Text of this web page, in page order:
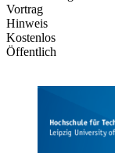
Vortrag
Hinweis
Kostenlos
Öffentlich